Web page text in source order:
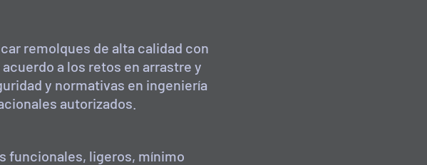
remolques de alta calidad con
a los retos en arrastre y
y normativas en ingeniería
autorizados.
funcionales, ligeros, mínimo